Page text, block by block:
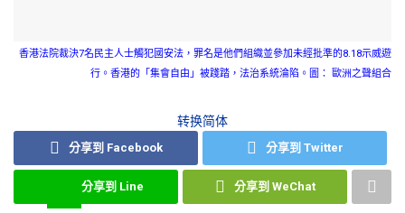
香港法院裁決7名民主人士觸犯國安法，罪名是他們組織並參加未經批準的8.18示威遊
行。香港的「集會自由」被踐踏，法治系統淪陷。圖： 歐洲之聲組合
转换简体
分享到 Facebook 分享到 Twitter
分享到 Line 分享到 WeChat